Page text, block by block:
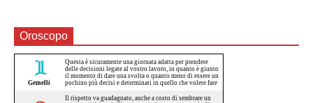
Oroscopo